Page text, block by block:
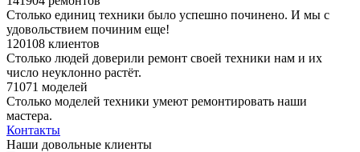
Столько единиц техники было успешно починено. И мы с
удовольствием починим еще!
120108 клиентов
Столько людей доверили ремонт своей техники нам и их
число неуклонно растёт.
71071 моделей
Столько моделей техники умеют ремонтировать наши
мастера.
Контакты
Наши довольные клиенты